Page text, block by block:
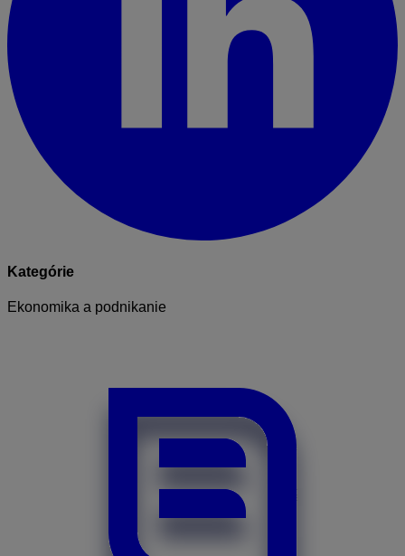
Kategórie
Ekonomika a podnikanie